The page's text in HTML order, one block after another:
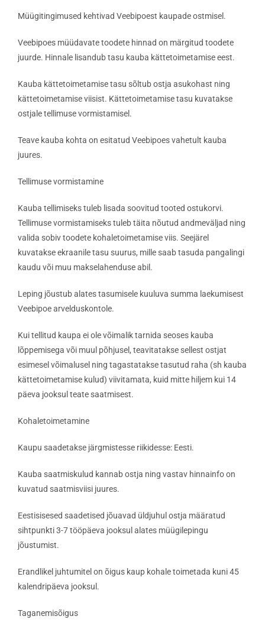
Müügitingimused kehtivad Veebipoest kaupade ostmisel.
Veebipoes müüdavate toodete hinnad on märgitud toodete
juurde. Hinnale lisandub tasu kauba kättetoimetamise eest.
Kauba kättetoimetamise tasu sõltub ostja asukohast ning
kättetoimetamise viisist. Kättetoimetamise tasu kuvatakse
ostjale tellimuse vormistamisel.
Teave kauba kohta on esitatud Veebipoes vahetult kauba
juures.
Tellimuse vormistamine
Kauba tellimiseks tuleb lisada soovitud tooted ostukorvi.
Tellimuse vormistamiseks tuleb täita nõutud andmeväljad ning
valida sobiv toodete kohaletoimetamise viis. Seejärel
kuvatakse ekraanile tasu suurus, mille saab tasuda pangalingi
kaudu või muu makselahenduse abil.
Leping jõustub alates tasumisele kuuluva summa laekumisest
Veebipoe arvelduskontole.
Kui tellitud kaupa ei ole võimalik tarnida seoses kauba
lõppemisega või muul põhjusel, teavitatakse sellest ostjat
esimesel võimalusel ning tagastatakse tasutud raha (sh kauba
kättetoimetamise kulud) viivitamata, kuid mitte hiljem kui 14
päeva jooksul teate saatmisest.
Kohaletoimetamine
Kaupu saadetakse järgmistesse riikidesse: Eesti.
Kauba saatmiskulud kannab ostja ning vastav hinnainfo on
kuvatud saatmisviisi juures.
Eestisisesed saadetised jõuavad üldjuhul ostja määratud
sihtpunkti 3-7 tööpäeva jooksul alates müügilepingu
jõustumist.
Erandlikel juhtumitel on õigus kaup kohale toimetada kuni 45
kalendripäeva jooksul.
Taganemisõigus